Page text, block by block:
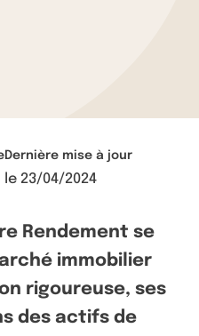
Dernière mise à jour
le 23/04/2024
Rendement se
immobilier
rigoureuse, ses
des actifs de